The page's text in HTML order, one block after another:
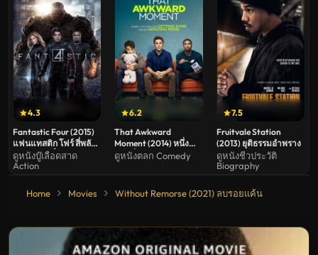
4.3
Fantastic Four (2015)
แฟนแทสติก โฟร์ สี่พลัง
คนกายสิทธิ์ 3
ดูหนังบู๊เลือดสาด
Action
6.2
That Awkward
Moment (2014) หนึ่ง
สอง ซั่ม เอาวะเลิกโสด
ดูหนังตลก Comedy
7.5
Fruitvale Station
(2013) ยุติธรรมอำพราง
ดูหนังชีวประวัติ
Biography
Home Movies Without Remorse (2021) ลบรอยแค้น